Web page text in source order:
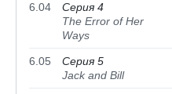
6.04
Серия 4
The Error of Her
Ways
6.05
Серия 5
Jack and Bill